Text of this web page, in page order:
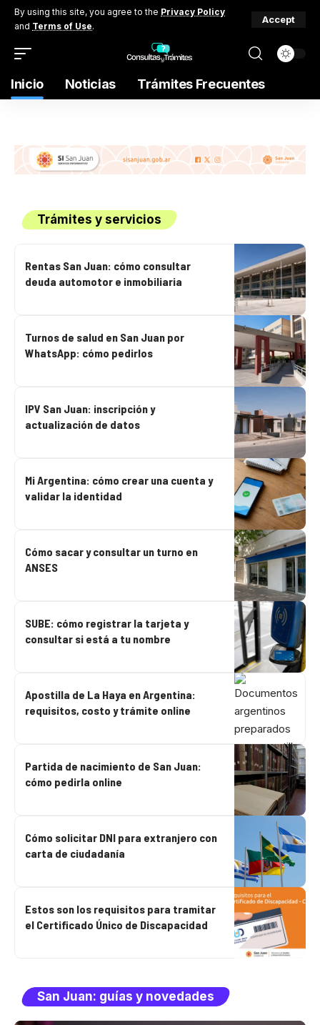
By using this site, you agree to the Privacy Policy
and Terms of Use.
Accept
Inicio Noticias Trámites Frecuentes
San Juan: guías y novedades
Trámites y servicios
Rentas San Juan: cómo consultar
deuda automotor e inmobiliaria
Turnos de salud en San Juan por
WhatsApp: cómo pedirlos
IPV San Juan: inscripción y
actualización de datos
Mi Argentina: cómo crear una cuenta y
validar la identidad
Cómo sacar y consultar un turno en
ANSES
SUBE: cómo registrar la tarjeta y
consultar si está a tu nombre
Apostilla de La Haya en Argentina:
requisitos, costo y trámite online
Partida de nacimiento de San Juan:
cómo pedirla online
Cómo solicitar DNI para extranjero con
carta de ciudadanía
Estos son los requisitos para tramitar
el Certificado Único de Discapacidad